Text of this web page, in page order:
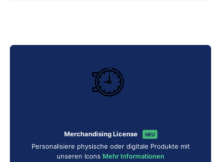
Merchandising License NEU
Personalisiere physische oder digitale Produkte mit
unseren Icons Mehr Informationen